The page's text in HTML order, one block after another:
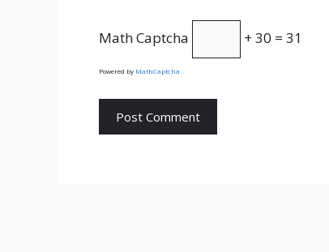
Math Captcha + 30 = 31
Powered by MathCaptcha